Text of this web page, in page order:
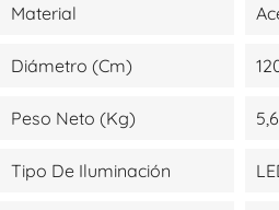
Material
Diámetro (cm)
Peso Neto (kg)
Tipo De Iluminación